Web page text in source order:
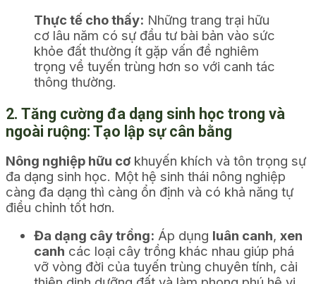
Thực tế cho thấy: Những trang trại hữu
cơ lâu năm có sự đầu tư bài bản vào sức
khỏe đất thường ít gặp vấn đề nghiêm
trọng về tuyến trùng hơn so với canh tác
thông thường.
2. Tăng cường đa dạng sinh học trong và
ngoài ruộng: Tạo lập sự cân bằng
Nông nghiệp hữu cơ khuyến khích và tôn trọng sự
đa dạng sinh học. Một hệ sinh thái nông nghiệp
càng đa dạng thì càng ổn định và có khả năng tự
điều chỉnh tốt hơn.
Đa dạng cây trồng: Áp dụng luân canh, xen
canh các loại cây trồng khác nhau giúp phá
vỡ vòng đời của tuyến trùng chuyên tính, cải